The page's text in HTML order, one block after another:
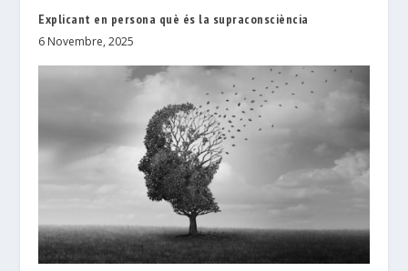
Explicant en persona què és la supraconsciència
6 Novembre, 2025